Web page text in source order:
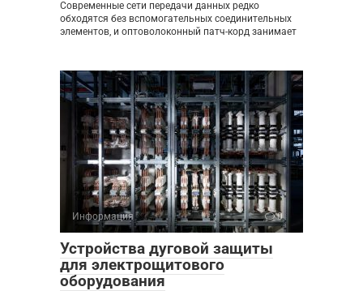
Современные сети передачи данных редко
обходятся без вспомогательных соединительных
элементов, и оптоволоконный патч-корд занимает
Информация 0
Устройства дуговой защиты
для электрощитового
оборудования